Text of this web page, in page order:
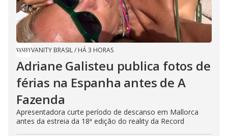
VANITY BRASIL/ HÁ 3 HORAS
Adriane Galisteu publica fotos de
férias na Espanha antes de A
Fazenda
Apresentadora curte período de descanso em Mallorca
antes da estreia da 18ª edição do reality da Record